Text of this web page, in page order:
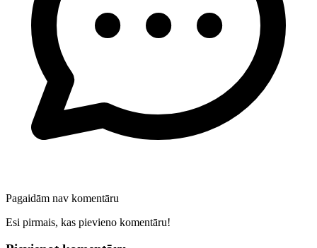
Pagaidām nav komentāru
Esi pirmais, kas pievieno komentāru!